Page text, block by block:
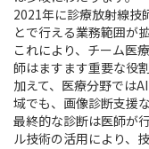
2021年に診療放射線技
とで行える業務範囲が
これにより、チーム医
師はますます重要な役
加えて、医療分野では
域でも、画像診断支援
最終的な診断は医師が
ル技術の活用により、